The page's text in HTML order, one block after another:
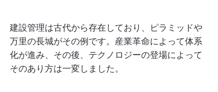
建設管理は古代から存在しており、ピラミッドや
万里の長城がその例です。産業革命によって体系
化が進み、その後、テクノロジーの登場によって
そのあり方は一変しました。